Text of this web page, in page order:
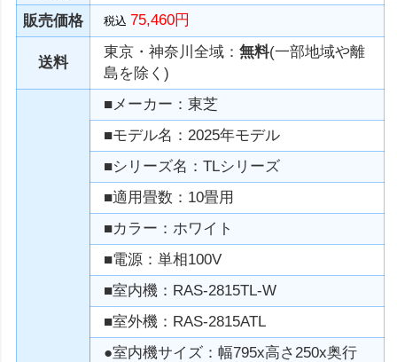
販売価格
税込 75,460円
送料
東京・神奈川全域：無料(一部地域や離
島を除く)
■メーカー：東芝
■モデル名：2025年モデル
■シリーズ名：TLシリーズ
■適用畳数：10畳用
■カラー：ホワイト
■電源：単相100V
■室内機：RAS-2815TL-W
■室外機：RAS-2815ATL
●室内機サイズ：幅795x高さ250x奥行